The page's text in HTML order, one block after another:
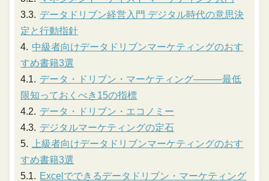
データドリブン経営入門 デジタル時代の意思決
定と行動指針
中級者向けデータドリブンマーケティングのおす
すめ書籍3選
データ・ドリブン・マーケティング―――最低
限知っておくべき15の指標
データ・ドリブン・エコノミー
デジタルマーケティングの定石
上級者向けデータドリブンマーケティングのおす
すめ書籍3選
Excelでできるデータドリブン・マーケティング